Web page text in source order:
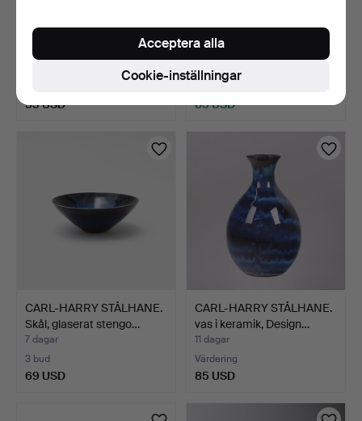
CARL-HARRY STÅLHANE.
Rörstrand "Entré", sk…
53 USD
CARL-HARRY STÅLHANE.
Skål, stengods, Rörst…
23 timmar
85 USD
CARL-HARRY STÅLHANE.
Skål, glaserat stengo…
7 dagar
3 bud
69 USD
CARL-HARRY STÅLHANE.
vas i keramik, Design…
11 dagar
Värdering
85 USD
Cookie-inställningar
Acceptera alla